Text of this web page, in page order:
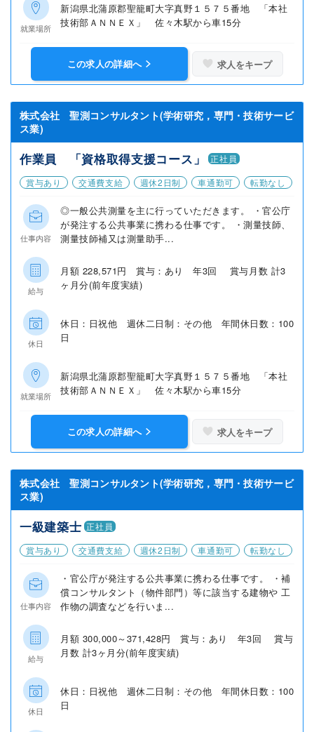
就業場所
新潟県北蒲原郡聖籠町大字真野１５７５番地 「本社
技術部ＡＮＮＥＸ」 佐々木駅から車15分
この求人の詳細へ 求人をキープ
株式会社 聖測コンサルタント(学術研究，専門・技術サービ
ス業)
作業員 「資格取得支援コース」
正社員
賞与あり
交通費支給 週休2日制 車通勤可 転勤なし
仕事内容
◎一般公共測量を主に行っていただきます。 ・官公庁
が発注する公共事業に携わる仕事です。 ・測量技師、
測量技師補又は測量助手...
給与
月額 228,571円 賞与：あり 年3回 賞与月数 計3
ヶ月分(前年度実績)
休日
休日：日祝他 週休二日制：その他 年間休日数：100
日
就業場所
新潟県北蒲原郡聖籠町大字真野１５７５番地 「本社
技術部ＡＮＮＥＸ」 佐々木駅から車15分
この求人の詳細へ 求人をキープ
株式会社 聖測コンサルタント(学術研究，専門・技術サービ
ス業)
一級建築士 正社員
賞与あり
交通費支給 週休2日制 車通勤可 転勤なし
仕事内容
・官公庁が発注する公共事業に携わる仕事です。 ・補
償コンサルタント（物件部門）等に該当する建物や 工
作物の調査などを行いま...
給与
月額 300,000～371,428円 賞与：あり 年3回 賞与
月数 計3ヶ月分(前年度実績)
休日
休日：日祝他 週休二日制：その他 年間休日数：100
日